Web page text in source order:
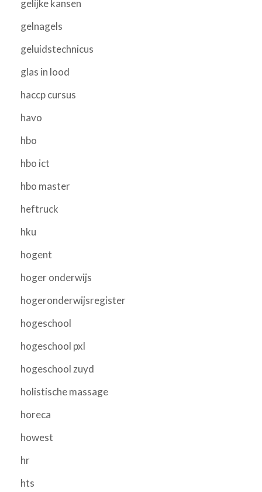
gelijke kansen
gelnagels
geluidstechnicus
glas in lood
haccp cursus
havo
hbo
hbo ict
hbo master
heftruck
hku
hogent
hoger onderwijs
hogeronderwijsregister
hogeschool
hogeschool pxl
hogeschool zuyd
holistische massage
horeca
howest
hr
hts